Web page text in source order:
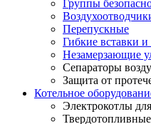
Группы
Перепускные
Гибкие вставки
Незамерзающие
Сепараторы
Защита от
Котельное
Электрокотлы